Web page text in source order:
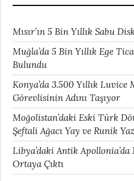
Mısır’ın 5 Bin Yıllık Sabu
Muğla’da 5 Bin Yıllık Ege
Bulundu
Konya’da 3.500 Yıllık
Görevlisinin Adını Taşıyor
Moğolistan’daki Eski Türk
Şeftali Ağacı Yay ve Runik
Libya’daki Antik
Ortaya Çıktı